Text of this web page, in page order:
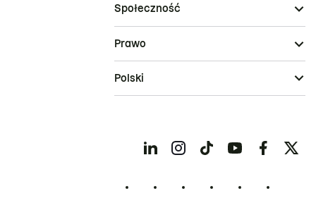
Społeczność
Prawo
Polski